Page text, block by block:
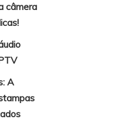
câmera
A